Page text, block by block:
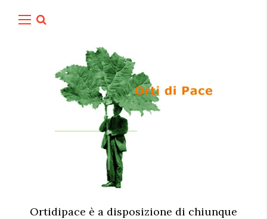
Ortidipace è a disposizione di chiunque